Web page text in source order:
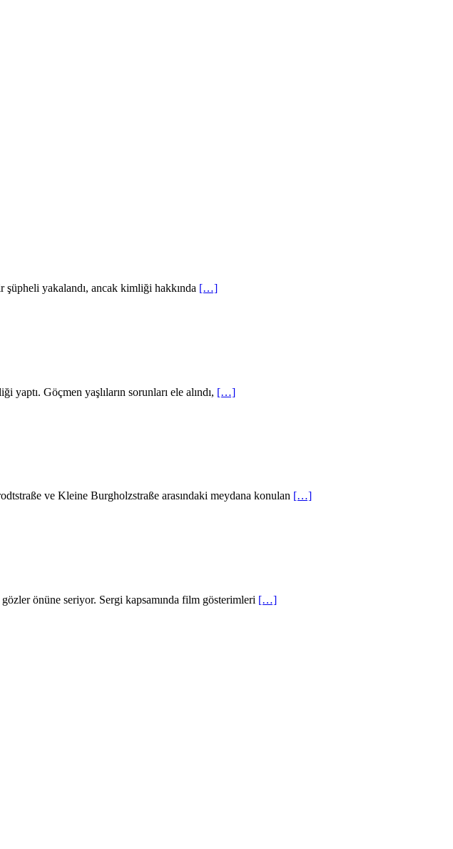
şüpheli yakalandı, ancak kimliği hakkında […]
Göçmen yaşlıların sorunları ele alındı, […]
ve Kleine Burgholzstraße arasındaki meydana konulan […]
gözler önüne seriyor. Sergi kapsamında film gösterimleri […]